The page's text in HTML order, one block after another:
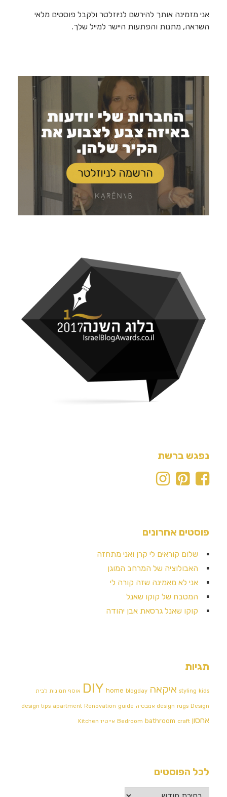
אני מזמינה אותך להירשם לניוזלטר ולקבל פוסטים מלאי
השראה, מתנות והפתעות היישר למייל שלך.
נפגש ברשת
פוסטים אחרונים
שלום קוראים לי קרן ואני מתחזה
האבולוציה של המרחב המוגן
אני לא מאמינה שזה קורה לי
המטבח של קוקו שאנל
קוקו שאנל גרסאת אבן יהודה
תגיות
styling kids איקאה DIY home blogday אוסף תמונות לבית
design rugs Design אמבטיה design tips apartment Renovation guide
אחסון Bedroom bathroom craft אייטיז Kitchen
לכל הפוסטים
לכל